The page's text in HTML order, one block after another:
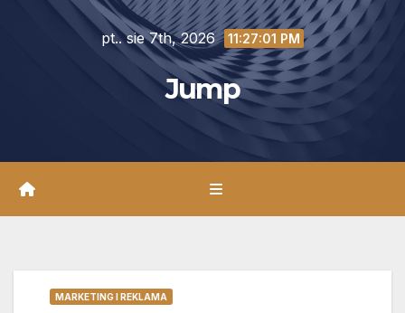
pt.. sie 7th, 2026 11:27:02 PM
Jump
MARKETING I REKLAMA